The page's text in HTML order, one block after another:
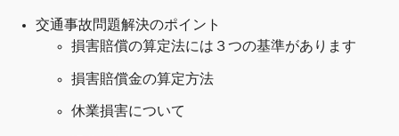
交通事故問題解決のポイント
損害賠償の算定法には３つの基準があります
損害賠償金の算定方法
休業損害について